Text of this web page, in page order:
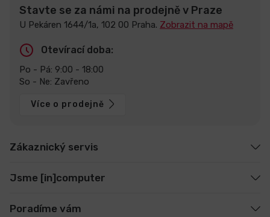
Stavte se za námi na prodejně v Praze
U Pekáren 1644/1a, 102 00 Praha. Zobrazit na mapě
Otevírací doba:
Po - Pá: 9:00 - 18:00
So - Ne: Zavřeno
Více o prodejně
Zákaznický servis
Jsme [in]computer
Poradíme vám